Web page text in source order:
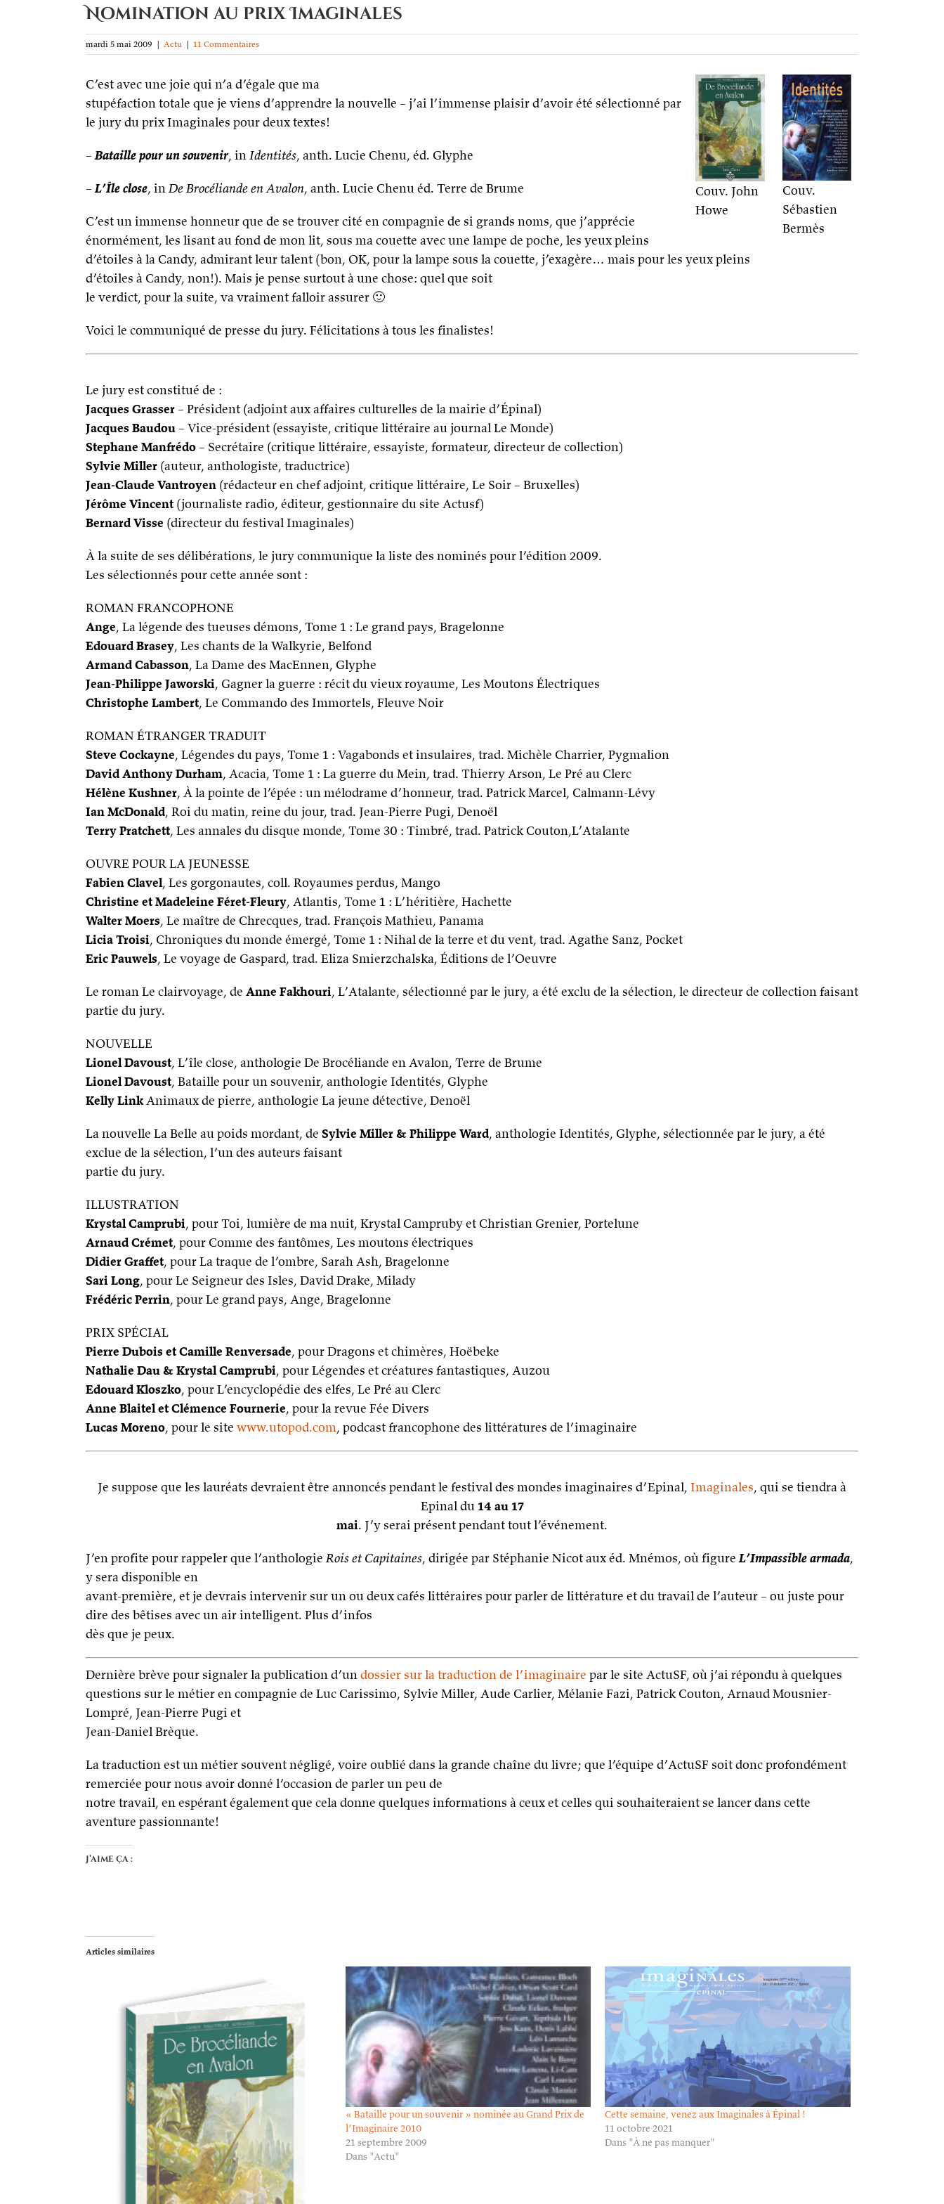
Nomination au prix Imaginales
mardi 5 mai 2009 | Actu | 11 Commentaires
Couv.
Sébastien
Bermès
Couv. John
Howe
C’est avec une joie qui n’a d’égale que ma
stupéfaction totale que je viens d’apprendre la nouvelle – j’ai l’immense plaisir d’avoir été sélectionné par
le jury du prix Imaginales pour deux textes!
–Bataille pour un souvenir, inIdentités, anth. Lucie Chenu, éd. Glyphe
–L’Île close, inDe Brocéliande en Avalon, anth. Lucie Chenu éd. Terre de Brume
C’est un immense honneur que de se trouver cité en compagnie de si grands noms, que j’apprécie
énormément, les lisant au fond de mon lit, sous ma couette avec une lampe de poche, les yeux pleins
d’étoiles à la Candy, admirant leur talent (bon, OK, pour la lampe sous la couette, j’exagère… mais pour les yeux pleins
d’étoiles à Candy, non!). Mais je pense surtout à une chose: quel que soit
le verdict, pour la suite, va vraiment falloir assurer 🙂
Voici le communiqué de presse du jury. Félicitations à tous les finalistes!
Le jury est constitué de :
Jacques Grasser– Président (adjoint aux affaires culturelles de la mairie d’Épinal)
Jacques Baudou– Vice-président (essayiste, critique littéraire au journal Le Monde)
Stephane Manfrédo– Secrétaire (critique littéraire, essayiste, formateur, directeur de collection)
Sylvie Miller (auteur, anthologiste, traductrice)
Jean-Claude Vantroyen (rédacteur en chef adjoint, critique littéraire, Le Soir – Bruxelles)
Jérôme Vincent (journaliste radio, éditeur, gestionnaire du site Actusf)
Bernard Visse (directeur du festival Imaginales)
À la suite de ses délibérations, le jury communique la liste des nominés pour l’édition 2009.
Les sélectionnés pour cette année sont :
ROMAN FRANCOPHONE
Ange, La légende des tueuses démons, Tome 1 : Le grand pays, Bragelonne
Edouard Brasey, Les chants de la Walkyrie, Belfond
Armand Cabasson, La Dame des MacEnnen, Glyphe
Jean-Philippe Jaworski, Gagner la guerre : récit du vieux royaume, Les Moutons Électriques
Christophe Lambert, Le Commando des Immortels, Fleuve Noir
ROMAN ÉTRANGER TRADUIT
Steve Cockayne, Légendes du pays, Tome 1 : Vagabonds et insulaires, trad. Michèle Charrier, Pygmalion
David Anthony Durham, Acacia, Tome 1 : La guerre du Mein, trad. Thierry Arson, Le Pré au Clerc
Hélène Kushner, À la pointe de l’épée : un mélodrame d’honneur, trad. Patrick Marcel, Calmann-Lévy
Ian McDonald, Roi du matin, reine du jour, trad. Jean-Pierre Pugi, Denoël
Terry Pratchett, Les annales du disque monde, Tome 30 : Timbré, trad. Patrick Couton,L’Atalante
OUVRE POUR LA JEUNESSE
Fabien Clavel, Les gorgonautes, coll. Royaumes perdus, Mango
Christine et Madeleine Féret-Fleury, Atlantis, Tome 1 : L’héritière, Hachette
Walter Moers, Le maître de Chrecques, trad. François Mathieu, Panama
Licia Troisi, Chroniques du monde émergé, Tome 1 : Nihal de la terre et du vent, trad. Agathe Sanz, Pocket
Eric Pauwels, Le voyage de Gaspard, trad. Eliza Smierzchalska, Éditions de l’Oeuvre
Le roman Le clairvoyage, de Anne Fakhouri, L’Atalante, sélectionné par le jury, a été exclu de la sélection, le directeur de collection faisant
partie du jury.
NOUVELLE
Lionel Davoust, L’île close, anthologie De Brocéliande en Avalon, Terre de Brume
Lionel Davoust, Bataille pour un souvenir, anthologie Identités, Glyphe
Kelly LinkAnimaux de pierre, anthologie La jeune détective, Denoël
La nouvelle La Belle au poids mordant, de Sylvie Miller & Philippe Ward, anthologie Identités, Glyphe, sélectionnée par le jury, a été
exclue de la sélection, l’un des auteurs faisant
partie du jury.
ILLUSTRATION
Krystal Camprubi, pour Toi, lumière de ma nuit, Krystal Campruby et Christian Grenier, Portelune
Arnaud Crémet, pour Comme des fantômes, Les moutons électriques
Didier Graffet, pour La traque de l’ombre, Sarah Ash, Bragelonne
Sari Long, pour Le Seigneur des Isles, David Drake, Milady
Frédéric Perrin, pour Le grand pays, Ange, Bragelonne
PRIX SPÉCIAL
Pierre Dubois et Camille Renversade, pour Dragons et chimères, Hoëbeke
Nathalie Dau & Krystal Camprubi, pour Légendes et créatures fantastiques, Auzou
Edouard Kloszko, pour L’encyclopédie des elfes, Le Pré au Clerc
Anne Blaitel et Clémence Fournerie, pour la revue Fée Divers
Lucas Moreno, pour le site www.utopod.com, podcast francophone des littératures de l’imaginaire
Je suppose que les lauréats devraient être annoncés pendant le festival des mondes imaginaires d’Epinal, Imaginales, qui se tiendra à
Epinal du 14 au 17
mai. J’y serai présent pendant tout l’événement.
J’en profite pour rappeler que l’anthologie Rois et Capitaines, dirigée par Stéphanie Nicot aux éd. Mnémos, où figureL’Impassible armada,
y sera disponible en
avant-première, et je devrais intervenir sur un ou deux cafés littéraires pour parler de littérature et du travail de l’auteur – ou juste pour
dire des bêtises avec un air intelligent. Plus d’infos
dès que je peux.
Dernière brève pour signaler la publication d’undossier sur la traduction de l’imaginaire par le site ActuSF, où j’ai répondu à quelques
questions sur le métier en compagnie de Luc Carissimo, Sylvie Miller, Aude Carlier, Mélanie Fazi, Patrick Couton, Arnaud Mousnier-
Lompré, Jean-Pierre Pugi et
Jean-Daniel Brèque.
La traduction est un métier souvent négligé, voire oublié dans la grande chaîne du livre; que l’équipe d’ActuSF soit donc profondément
remerciée pour nous avoir donné l’occasion de parler un peu de
notre travail, en espérant également que cela donne quelques informations à ceux et celles qui souhaiteraient se lancer dans cette
aventure passionnante!
J’aime ça :
Articles similaires
« Bataille pour un souvenir » nominée au Grand Prix de
l’Imaginaire 2010
21 septembre 2009
Dans "Actu"
Cette semaine, venez aux Imaginales à Épinal !
11 octobre 2021
Dans "À ne pas manquer"